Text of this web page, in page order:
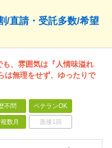
/直請・受託多数/希望
も、雰囲気は『人情味溢れ
は無理をせず、ゆったりで
不問 ベテランOK
数月 面接1回